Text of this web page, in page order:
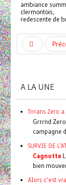
ambiance
clermontois,
redescente de
A LA UNE
Trrrans Zero
Grrrnd
campagne
SURVIE DE
Cagnotte
bien
Alors c'est